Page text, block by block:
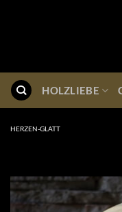
HOLZLIEBE
HERZEN-GLATT